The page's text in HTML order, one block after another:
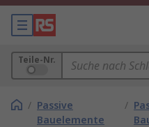
Teile-Nr.
/ Passive
Bauelemente
/